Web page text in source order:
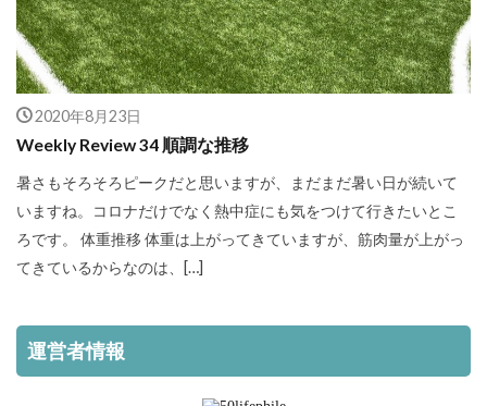
2020年8月23日
Weekly Review 34 順調な推移
暑さもそろそろピークだと思いますが、まだまだ暑い日が続いて
いますね。コロナだけでなく熱中症にも気をつけて行きたいとこ
ろです。 体重推移 体重は上がってきていますが、筋肉量が上がっ
てきているからなのは、[…]
運営者情報